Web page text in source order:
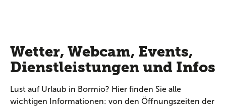
Wetter, Webcam, Events,
Dienstleistungen und Infos
Lust auf Urlaub in Bormio? Hier finden Sie alle
wichtigen Informationen: von den Öffnungszeiten der